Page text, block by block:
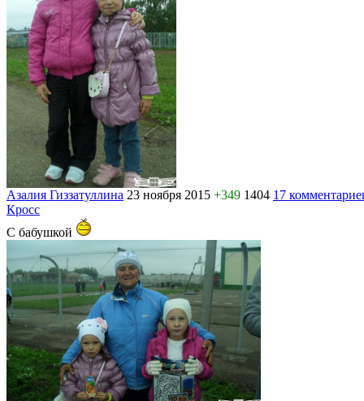
Азалия Гиззатуллина 23 ноября 2015 +349 1404 17
Кросс
С бабушкой